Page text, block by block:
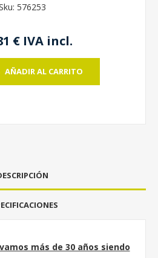
576253
€ IVA incl.
AÑADIR AL CARRITO
más de 30 años siendo